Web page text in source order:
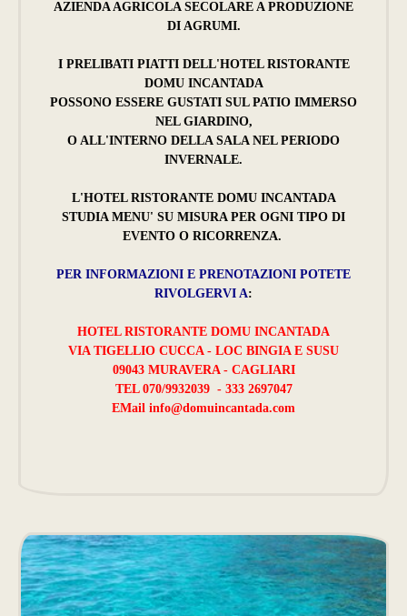
AZIENDA AGRICOLA SECOLARE A PRODUZIONE
DI AGRUMI.
I PRELIBATI PIATTI DELL'HOTEL RISTORANTE
DOMU INCANTADA
POSSONO ESSERE GUSTATI SUL PATIO IMMERSO
NEL GIARDINO,
O ALL'INTERNO DELLA SALA NEL PERIODO
INVERNALE.
L'HOTEL RISTORANTE DOMU INCANTADA
STUDIA MENU' SU MISURA PER OGNI TIPO DI
EVENTO O RICORRENZA.
PER INFORMAZIONI E PRENOTAZIONI POTETE
RIVOLGERVI A:
HOTEL RISTORANTE DOMU INCANTADA
VIA TIGELLIO CUCCA - LOC BINGIA E SUSU
09043 MURAVERA - CAGLIARI
TEL 070/9932039 - 333 2697047
EMail info@domuincantada.com